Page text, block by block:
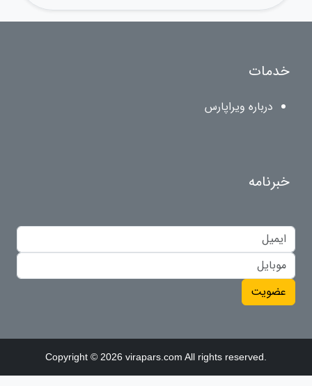
خدمات
درباره ویراپارس
خبرنامه
عضویت
Copyright © 2026 virapars.com All rights reserved.